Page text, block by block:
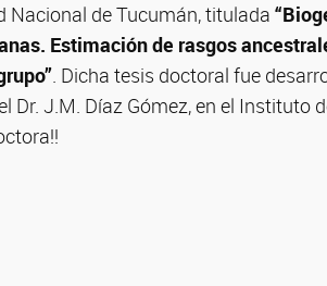
Nacional de Tucumán, titulada
Estimación de rasgos
. Dicha tesis doctoral fue
Dr. J.M. Díaz Gómez, en el Instituto